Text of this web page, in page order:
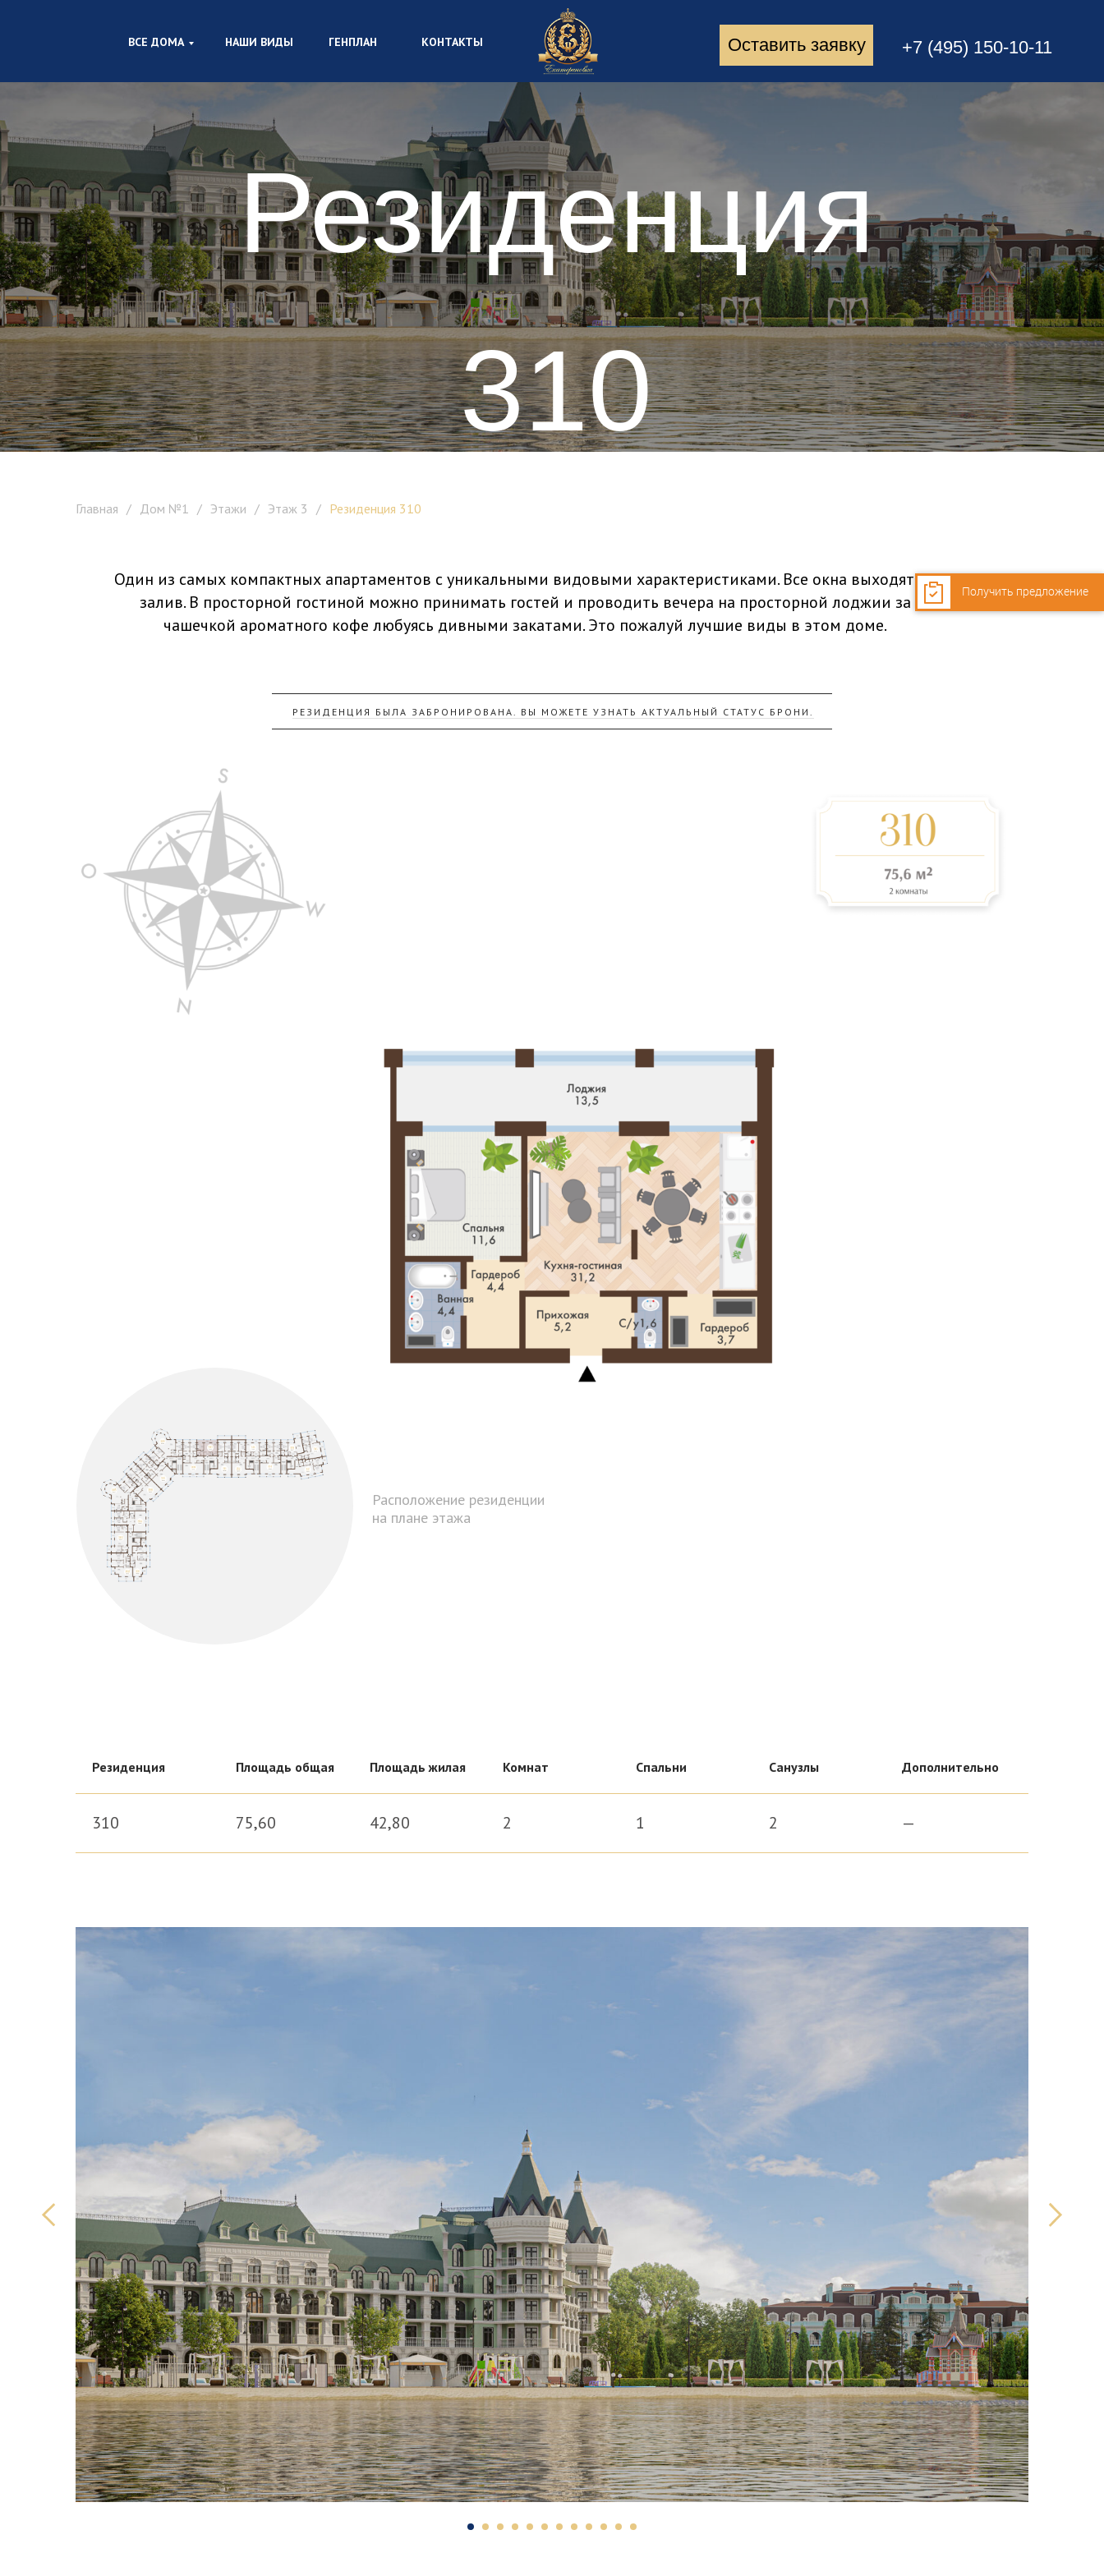
ВСЕ ДОМА НАШИ ВИДЫ КОНТАКТЫ Оставить заявку +7 (495) 150-10-11
ГЕНПЛАН
Резиденция
310
Главная / Дом №1 / Этажи / Этаж 3 / Резиденция 310
Здесь царит атмосфера закрытого клуба с сервисом именитых 5 звездочных отелей. Из окон и с террас открываются
головокружительные виды на красавицу Волгу. Этот дом – настоящая гордость и уникальная возможность выбора. А что
может быть важнее эксклюзивных возможностей?
Резиденция 1
Один из самых компактных апартаментов с уникальными видовыми характеристиками. Все окна выходят на
залив. В просторной гостиной можно принимать гостей и проводить вечера на просторной лоджии за
чашечкой ароматного кофе любуясь дивными закатами. Это пожалуй лучшие виды в этом доме.
РЕЗИДЕНЦИЯ БЫЛА ЗАБРОНИРОВАНА. ВЫ МОЖЕТЕ УЗНАТЬ АКТУАЛЬНЫЙ СТАТУС БРОНИ.
Расположение резиденции
на плане этажа
Резиденция Площадь общая Площадь жилая Комнат Спальни Санузлы Дополнительно
310 75,60 42,80 2 1 2 —
Россия, Тверская область, п. Екатериновка
Свидетельство собственности на все участки(pdf)
Схема электрификации поселка(pdf)
Технические условия подключения к газораспределительной сети
(pdf)
Выписка из ЕГРП силовая электрическая сеть(pdf)
Решение о предоставлении водного объекта в пользование(pdf)
Уведомление администрации Городенского с.п.(pdf)
mail@ekaterinovka.club
Получить предложение